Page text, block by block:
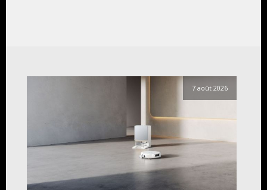
7 août 2026